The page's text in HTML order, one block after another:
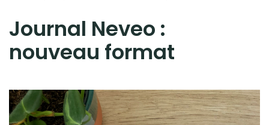
Journal Neveo :
nouveau format